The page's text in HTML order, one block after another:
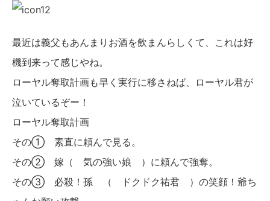
最近は義父もあんまりお酒を飲まんらしくて、これは好
機到来って感じやね。
ローヤル奪取計画も早く実行に移さねば、ローヤル君が
泣いているぞー！
ローヤル奪取計画
その① 素直に頼んで見る。
その② 嫁（ 気の強い娘 ）に頼んで強奪。
その③ 必殺！孫 （ ドクドク祐君 ）の笑顔！爺ち